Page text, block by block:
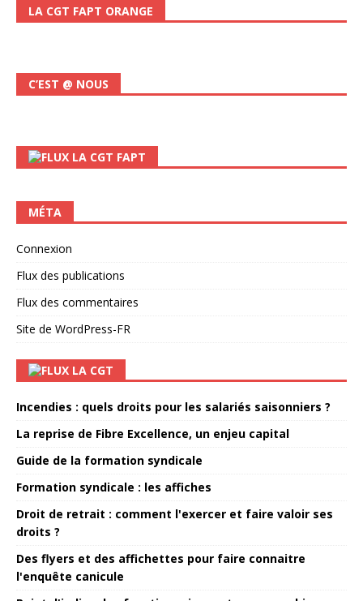
LA CGT FAPT ORANGE
C’EST @ NOUS
LA CGT FAPT
MÉTA
Connexion
Flux des publications
Flux des commentaires
Site de WordPress-FR
LA CGT
Incendies : quels droits pour les salariés saisonniers ?
La reprise de Fibre Excellence, un enjeu capital
Guide de la formation syndicale
Formation syndicale : les affiches
Droit de retrait : comment l'exercer et faire valoir ses
droits ?
Des flyers et des affichettes pour faire connaitre
l'enquête canicule